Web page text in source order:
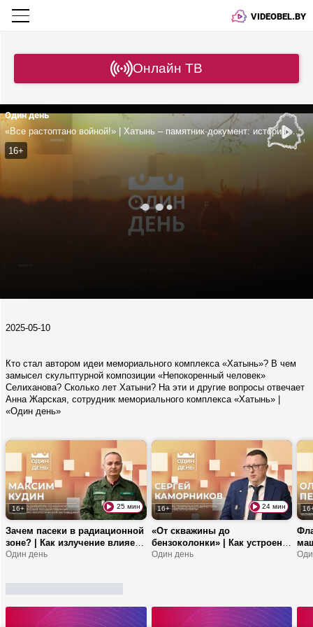
VIDEOBEL.BY
Онлайн ТВ
Один день
«Все растоптано войной!» | Хатынь – памятник-документ: история мемориала | Почему и здесь нужно думать о будущем?
16+
2025-05-10
Кто стал автором идеи мемориального комплекса «Хатынь»? В чем
замысел скульптурной композиции «Непокоренный человек»
Селиханова? Сколько лет Хатыни? На эти и другие вопросы отвечает
Анна Жарская, сотрудник мемориального комплекса «Хатынь» |
«Один день»
16+ 25 мин
Зачем пасеки в радиационной
зоне? | Как излучение влияет
на экосистему? | Почему опыт
Один день
16+ 24 мин
«От скважины до
бензоколонки» | Как устроена
работа «Белоруснефти»? | Про
Один день